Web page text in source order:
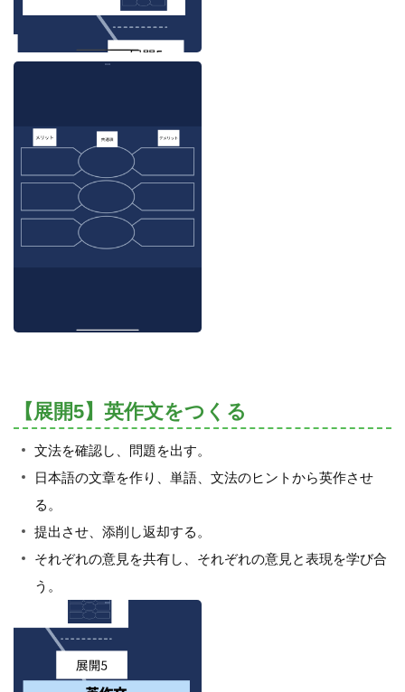
【展開5】英作文をつくる
文法を確認し、問題を出す。
日本語の文章を作り、単語、文法のヒントから英作させ
る。
提出させ、添削し返却する。
それぞれの意見を共有し、それぞれの意見と表現を学び合
う。